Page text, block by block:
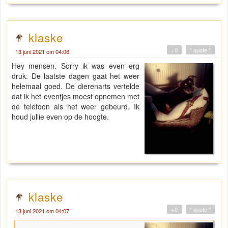
klaske
13 juni 2021 om 04:06 " quote "
+0
Hey mensen. Sorry ik was even erg
druk. De laatste dagen gaat het weer
helemaal goed. De dierenarts vertelde
dat ik het eventjes moest opnemen met
de telefoon als het weer gebeurd. Ik
houd jullie even op de hoogte.
klaske
13 juni 2021 om 04:07 " quote "
+0